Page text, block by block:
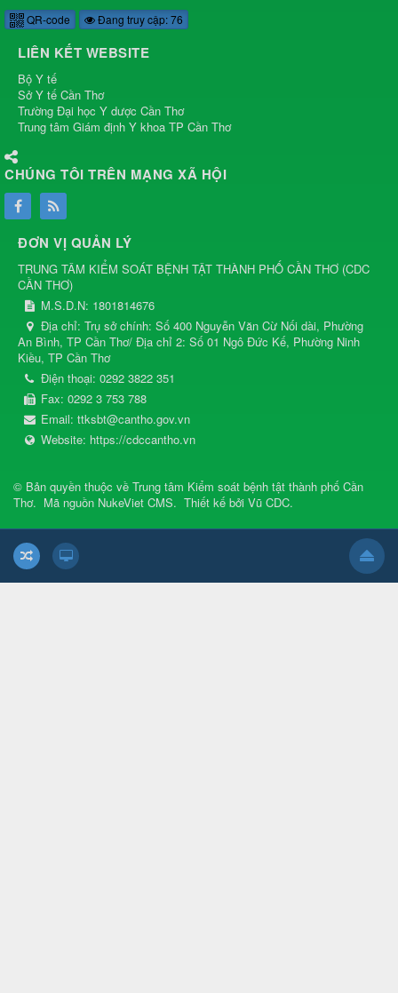
QR-code Đang truy cập: 76
LIÊN KẾT WEBSITE
Bộ Y tế
Sở Y tế Cần Thơ
Trường Đại học Y dược Cần Thơ
Trung tâm Giám định Y khoa TP Cần Thơ
CHÚNG TÔI TRÊN MẠNG XÃ HỘI
ĐƠN VỊ QUẢN LÝ
TRUNG TÂM KIỂM SOÁT BỆNH TẬT THÀNH PHỐ CẦN THƠ (CDC
CẦN THƠ)
M.S.D.N: 1801814676
Địa chỉ: Trụ sở chính: Số 400 Nguyễn Văn Cừ Nối dài, Phường
An Bình, TP Cần Thơ/ Địa chỉ 2: Số 01 Ngô Đức Kế, Phường Ninh
Kiều, TP Cần Thơ
Điện thoại: 0292 3822 351
Fax: 0292 3 753 788
Email: ttksbt@cantho.gov.vn
Website: https://cdccantho.vn
© Bản quyền thuộc về Trung tâm Kiểm soát bệnh tật thành phố Cần
Thơ. Mã nguồn NukeViet CMS. Thiết kế bởi Vũ CDC.